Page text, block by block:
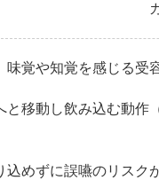
覚や知覚を感じる受
移動し飲み込む動作
めずに誤嚥のリスク